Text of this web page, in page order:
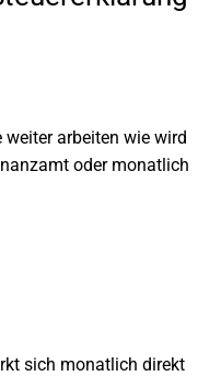
weiter arbeiten wie wird
oder monatlich
sich monatlich direkt